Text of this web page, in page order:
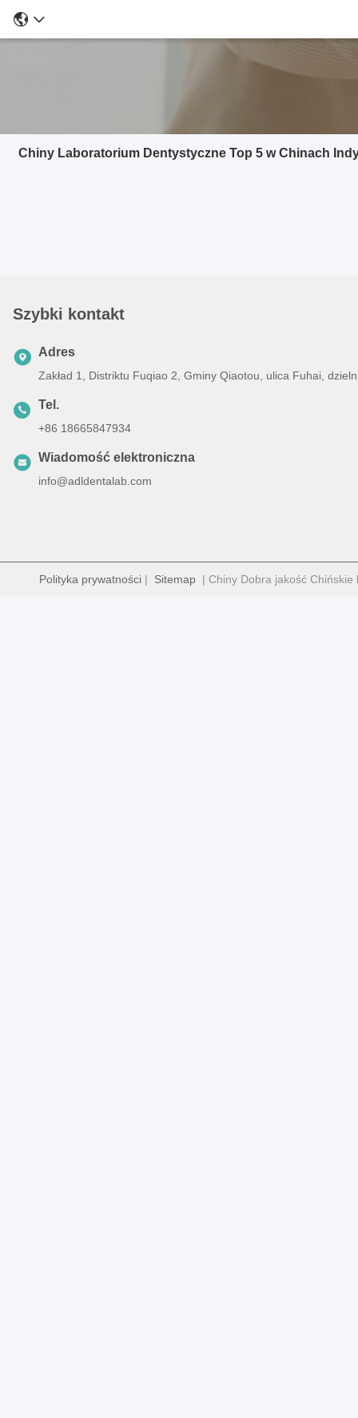
Chiny Laboratorium Dentystyczne Top 5 w Chinach
Szybki kontakt
Adres
Zakład 1, Distriktu Fuqiao 2, Gminy Qiaotou, ulica Fuhai,
Tel.
+86 18665847934
Wiadomość elektroniczna
info@adldentalab.com
Polityka prywatności | Sitemap | Chiny Dobra jakość